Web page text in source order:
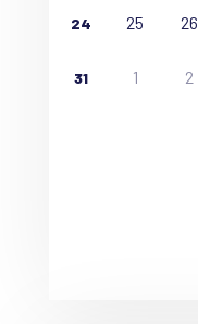
24 25 26
31 1 2